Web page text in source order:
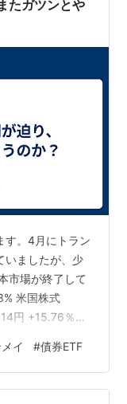
たガツンとや
す。4月にトラン
いましたが、少
市場が終了して
米国株式
円 +15.76％
関税の猶予期
落がやって来る
わなきゃと思っ
イ #債券ETF